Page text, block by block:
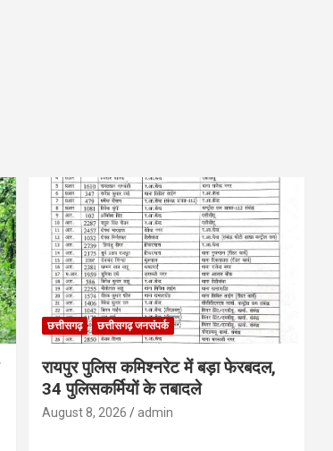
छत्तीसगढ़ छत्तीसगढ़ जनसंपर्क
रायपुर पुलिस कमिश्नरेट में बड़ा फेरबदल,
34 पुलिसकर्मियों के तबादले
August 8, 2026 admin